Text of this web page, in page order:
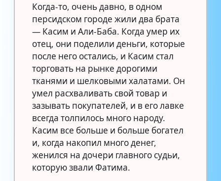
Когда-то, очень давно, в одном
персидском городе жили два брата
— Касим и Али-Баба. Когда умер их
отец, они поделили деньги, которые
после него остались, и Касим стал
торговать на рынке дорогими
тканями и шелковыми халатами. Он
умел расхваливать свой товар и
зазывать покупателей, и в его лавке
всегда толпилось много народу.
Касим все больше и больше богател
и, когда накопил много денег,
женился на дочери главного судьи,
которую звали Фатима.